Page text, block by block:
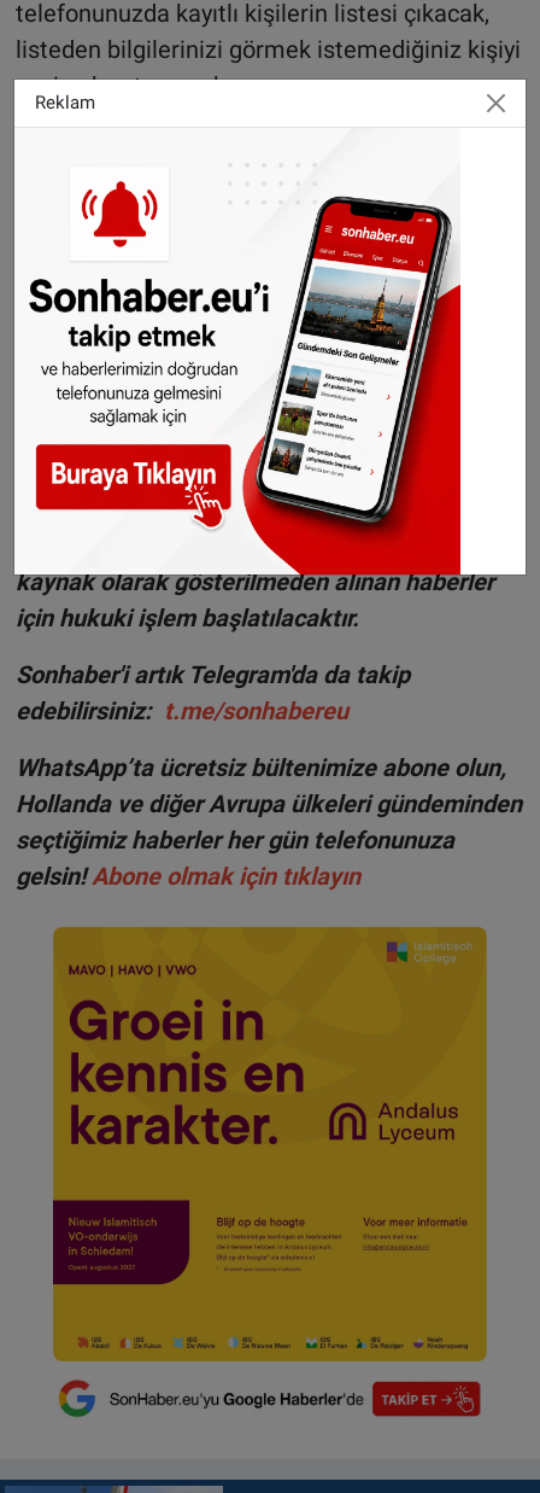
telefonunuzda kayıtlı kişilerin listesi çıkacak,
listeden bilgilerinizi görmek istemediğiniz kişiyi
seçip okey tuşuna basın.
Bu haftanın başında, WhatsApp sohbet
geçmişini Android'den iPhone'a aktarma
özelliğini tanıttı. Geçtiğimiz ay ise mesajlara
emoji ile reaksiyon verme, grup kapasitesinin
512 kişiye çıkartılması ve 2GB’a kadar dosya
paylaşımı özelliklerini
tanıtmıştı.
Detaylı bilgi için;
WhatsApp genel
kurallarsayfasını ziyaret edebilirsiniz.
Sitemizde yayımlanan haberlerin her türlü
’ya aittir. Haberin linki
kaynak olarak gösterilmeden alınan haberler
için hukuki işlem başlatılacaktır.
Sonhaber'i artık Telegram'da da takip
edebilirsiniz: t.me/sonhabereu
WhatsApp’ta ücretsiz bültenimize abone olun,
Hollanda ve diğer Avrupa ülkeleri gündeminden
seçtiğimiz haberler her gün telefonunuza
gelsin!Abone olmak için tıklayın
Reklam